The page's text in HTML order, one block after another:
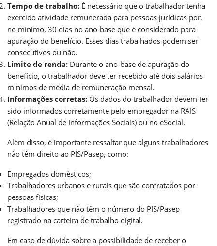
Tempo de trabalho: É necessário que o trabalhador tenha
exercido atividade remunerada para pessoas jurídicas por,
no mínimo, 30 dias no ano-base que é considerado para
apuração do benefício. Esses dias trabalhados podem ser
consecutivos ou não.
Limite de renda: Durante o ano-base de apuração do
benefício, o trabalhador deve ter recebido até dois salários
mínimos de média de remuneração mensal.
Informações corretas: Os dados do trabalhador devem ter
sido informados corretamente pelo empregador na RAIS
(Relação Anual de Informações Sociais) ou no eSocial.
Além disso, é importante ressaltar que alguns trabalhadores
não têm direito ao PIS/Pasep, como:
Empregados domésticos;
Trabalhadores urbanos e rurais que são contratados por
pessoas físicas;
Trabalhadores que não têm o número do PIS/Pasep
registrado na carteira de trabalho digital.
Em caso de dúvida sobre a possibilidade de receber o